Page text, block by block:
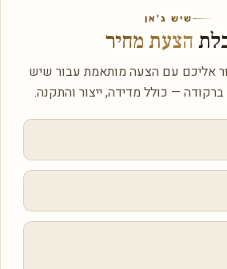
שיש ג'אן
הצעת מחיר
אליכם עם הצעה מותאמת עבור שיש
— כולל מדידה, ייצור והתקנה.